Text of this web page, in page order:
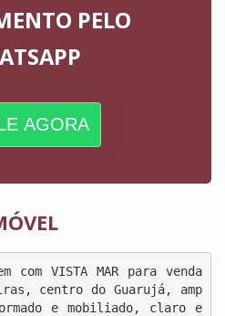
PELO
AGORA
com VISTA MAR para venda
centro do Guarujá, amp
e mobiliado, claro e